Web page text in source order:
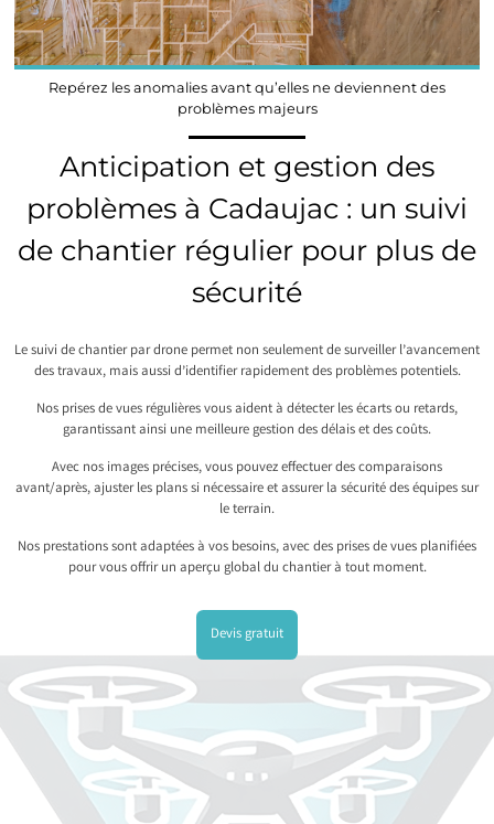
Repérez les anomalies avant qu’elles ne deviennent des
problèmes majeurs
Anticipation et gestion des
problèmes à Cadaujac : un suivi
de chantier régulier pour plus de
sécurité
Le suivi de chantier par drone permet non seulement de surveiller l’avancement
des travaux, mais aussi d’identifier rapidement des problèmes potentiels.
Nos prises de vues régulières vous aident à détecter les écarts ou retards,
garantissant ainsi une meilleure gestion des délais et des coûts.
Avec nos images précises, vous pouvez effectuer des comparaisons
avant/après, ajuster les plans si nécessaire et assurer la sécurité des équipes sur
le terrain.
Nos prestations sont adaptées à vos besoins, avec des prises de vues planifiées
pour vous offrir un aperçu global du chantier à tout moment.
Devis gratuit